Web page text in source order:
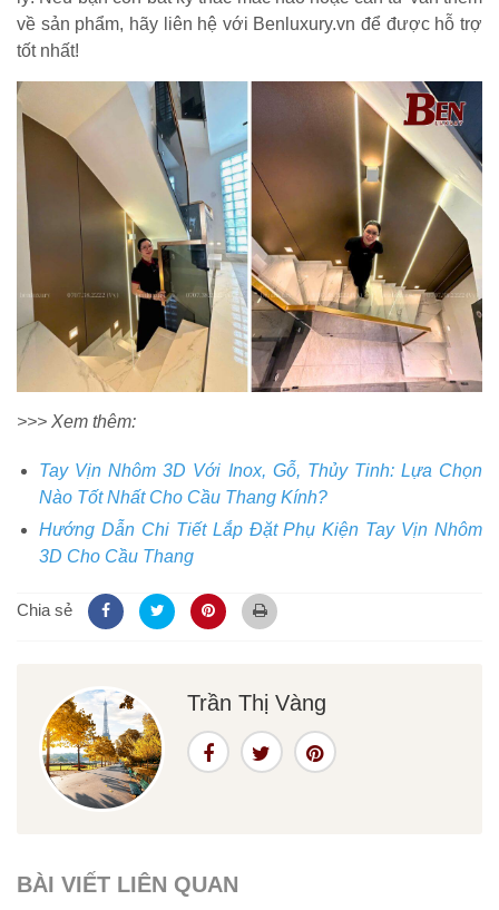
về sản phẩm, hãy liên hệ với Benluxury.vn để được hỗ trợ
tốt nhất!
>>> Xem thêm:
Tay Vịn Nhôm 3D Với Inox, Gỗ, Thủy Tinh: Lựa Chọn
Nào Tốt Nhất Cho Cầu Thang Kính?
Hướng Dẫn Chi Tiết Lắp Đặt Phụ Kiện Tay Vịn Nhôm
3D Cho Cầu Thang
Chia sẻ
Trần Thị Vàng
BÀI VIẾT LIÊN QUAN